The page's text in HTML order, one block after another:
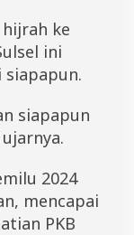
ke
ini
siapapun
2024
mencapai
PKB